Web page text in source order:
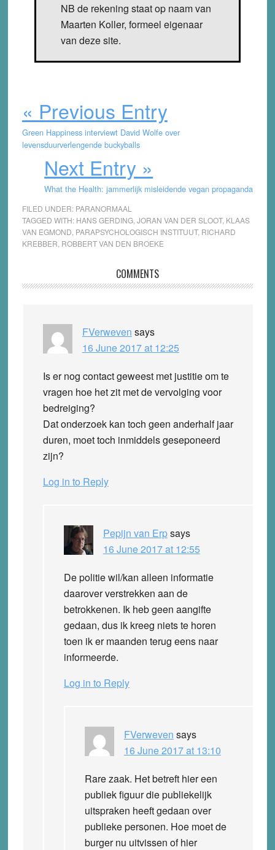
NB de rekening staat op naam van
Maarten Koller, formeel eigenaar
van deze site.
« Previous Entry
Green Happiness interviewt David Wolfe over
levensduurverlengende buckyballs
Next Entry »
What the Health: jammerlijk misleidende vegan propaganda
FILED UNDER: PARANORMAAL
TAGGED WITH: HANS GERDING, JORAN VAN DER SLOOT, KLAAS
VAN EGMOND PARAPSYCHOLOGISCH INSTITUUT, RICHARD
KREBBER ROBBERT VAN DEN BROEKE
Interactions
COMMENTS
FVerweven says
16 June 2017 at 12:25
Is er nog contact geweest met justitie om te
vragen hoe het zit met de vervolging voor
bedreiging?
Dat onderzoek kan toch geen anderhalf jaar
duren, moet toch inmiddels geseponeerd
zijn?
Log in to Reply
Pepijn van Erpsays
16 June 2017 at 12:55
De politie wil/kan alleen informatie
daarover verstrekken aan de
betrokkenen. Ik heb geen aangifte
gedaan, dus ik kreeg niets te horen
toen ik er maanden terug eens naar
informeerde.
Log in to Reply
FVerweven says
16 June 2017 at 13:10
Rare zaak. Het betreft hier een
publiek figuur die publiekelijk
uitspraken heeft gedaan over
publieke personen. Hoe moet de
burger nu uitvissen of hier